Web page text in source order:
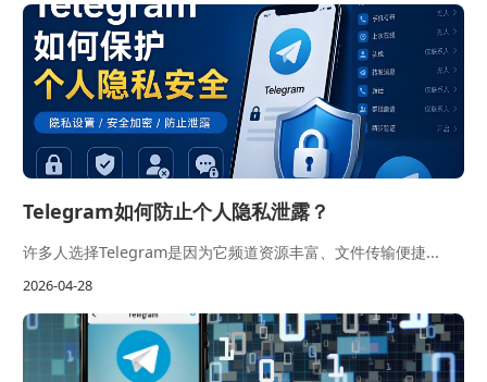
Telegram如何防止个人隐私泄露？
许多人选择Telegram是因为它频道资源丰富、文件传输便捷...
2026-04-28